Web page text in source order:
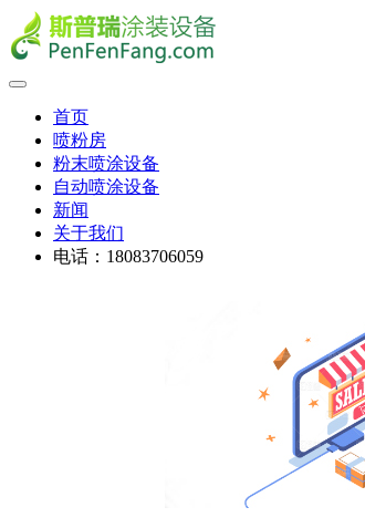
首页
喷粉房
粉末喷涂设备
自动喷涂设备
新闻
关于我们
电话：18083706059